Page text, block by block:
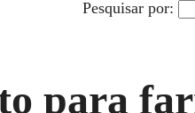
Pesquisar por:
para